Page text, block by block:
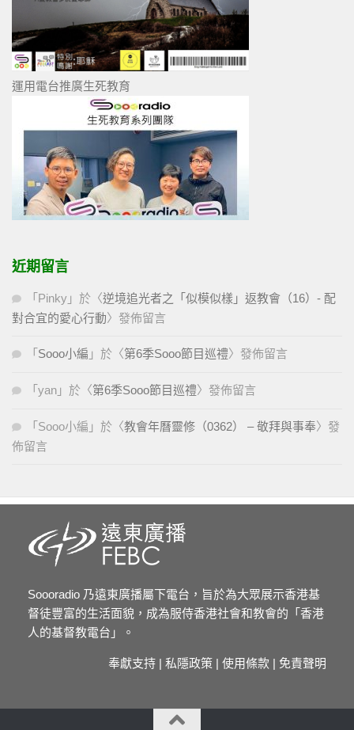
運用電台推廣生死教育
近期留言
「 Pinky 」於〈逆境追光者之「似模似樣」返教會（16）- 配
對合宜的愛心行動〉發佈留言
「 Sooo小編 」於〈第6季Sooo節目巡禮〉發佈留言
「 yan 」於〈第6季Sooo節目巡禮〉發佈留言
「 Sooo小編 」於〈教會年曆靈修（0362） – 敬拜與事奉〉發
佈留言
Soooradio 乃遠東廣播屬下電台，旨於為大眾展示香港基
督徒豐富的生活面貌，成為服侍香港社會和教會的「香港
人的基督教電台」。
奉獻支持 | 私隱政策 | 使用條款 | 免責聲明